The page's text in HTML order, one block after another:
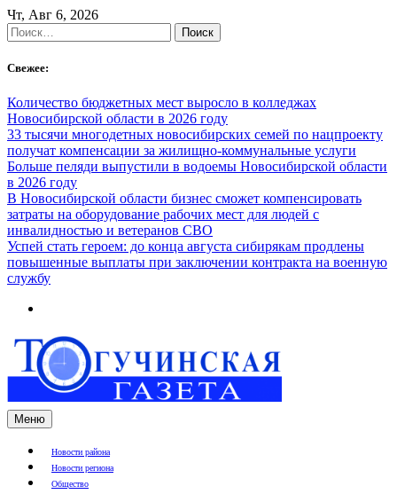
Skip
to
content
Чт, Авг 6, 2026
Найти:
Свежее:
Количество бюджетных мест выросло в колледжах
Новосибирской области в 2026 году
33 тысячи многодетных новосибирских семей по нацпроекту
получат компенсации за жилищно-коммунальные услуги
Больше пеляди выпустили в водоемы Новосибирской области
в 2026 году
В Новосибирской области бизнес сможет компенсировать
затраты на оборудование рабочих мест для людей с
инвалидностью и ветеранов СВО
Успей стать героем: до конца августа сибирякам продлены
повышенные выплаты при заключении контракта на военную
службу
Меню
Новости района
Новости региона
Общество